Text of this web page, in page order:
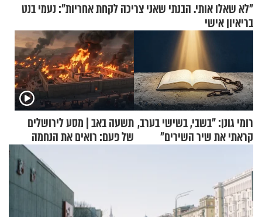
"לא שאלו אותי. הבנתי שאני צריכה לקחת אחריות": נעמי בנט
בריאיון אישי
רומי גונן: "בשבי, בשישי בערב,
קראתי את שיר השירים"
תשעה באב | מסע לירושלים
של פעם: רואים את הנחמה